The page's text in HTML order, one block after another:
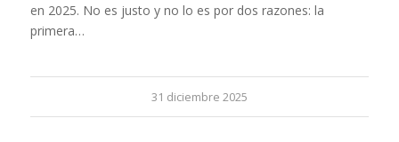
en 2025. No es justo y no lo es por dos razones: la
primera…
31 diciembre 2025